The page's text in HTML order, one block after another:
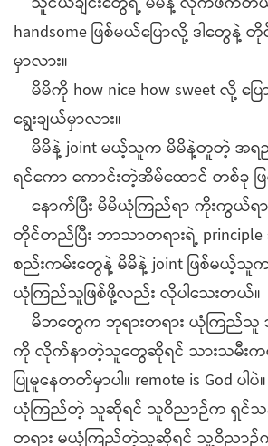
handsome ဖြစ်မယ်ပြောလို့ ဒါတွေနဲ့ တို
မှာလား။
မိမိကို how nice how sweet လို့ ပြ
ရွေးချယ်မှာလား။
မိမိနဲ့ joint မယ့်သူက မိမိနဲ့တူတဲ့ အ
ရင်ကော ကောင်းတဲ့အိမ်ထောင် တစ်ခု ဖ
နောက်ပြီး မိမိယုံကြည်ရာ ကိုးကွယ်ရ
တိုင်တည်ပြီး ဘာသာတရားရဲ့
စည်းကမ်းတွေနဲ့ မိမိနဲ့ joint ဖြစ်မယ့်
ယုံကြည်သူဖြစ်ဖို့လည်း လိုပါသေးတယ်။
မိဘတွေက ဘုရားတရား ယုံကြည်သူ
ကို လိုက်နာတဲ့သူတွေဆိုရင် သားသမီးက
ပြုမူနေတတ်မှာပါ။ remote is God ပါ
ယုံကြည်တဲ့ သူဆိုရင် သူဝိညာဉ်က ရှင်သန်
တရား မယုံကြည်တဲ့သူဆိုရင် သူ့ဝိညာဉ်က